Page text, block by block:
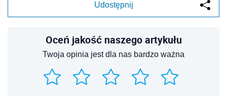
Udostępnij
Oceń jakość naszego artykułu
Twoja opinia jest dla nas bardzo ważna